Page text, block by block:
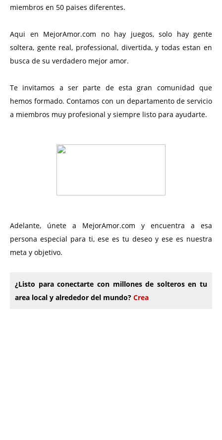
miembros en 50 paises diferentes.
Aqui en MejorAmor.com no hay juegos, solo hay gente
soltera, gente real, professional, divertida, y todas estan en
busca de su verdadero mejor amor.
Te invitamos a ser parte de esta gran comunidad que
hemos formado. Contamos con un departamento de servicio
a miembros muy profesional y siempre listo para ayudarte.
Adelante, únete a MejorAmor.com y encuentra a esa
persona especial para ti, ese es tu deseo y ese es nuestra
meta y objetivo.
¿Listo para conectarte con millones de solteros en tu
area local y alrededor del mundo? Crea